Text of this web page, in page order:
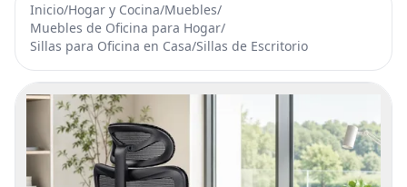
Inicio/Hogar y Cocina/Muebles/
Muebles de Oficina para Hogar/
Sillas para Oficina en Casa/Sillas de Escritorio